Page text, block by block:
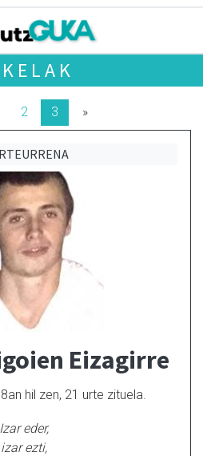
2 3 »
Eizagirre
hil zen, 21 urte zituela.
Izar eder,
izar ezti,